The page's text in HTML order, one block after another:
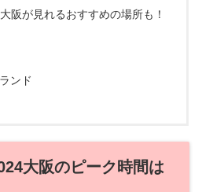
阪が見れるおすすめの場所も！
ンド
大阪のピーク時間は